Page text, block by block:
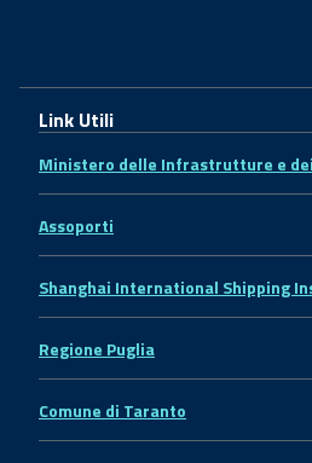
Link Utili
Ministero delle Infrastrutture e
Assoporti
Shanghai International Shipping
Regione Puglia
Comune di Taranto